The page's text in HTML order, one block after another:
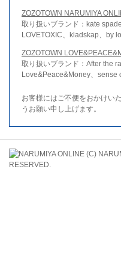
ZOZOTOWN NARUMIYA
取り扱いブランド：kate
LOVETOXIC、kladskap、by
ZOZOTOWN
取り扱いブランド：After the
Love&Peace&Money、sense
お客様にはご不便をおかけい
うお願い申し上げます。